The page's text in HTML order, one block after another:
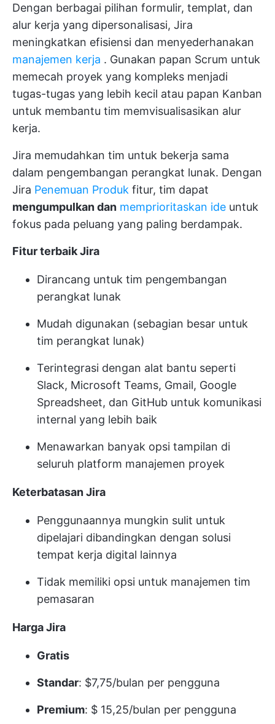
Dengan berbagai pilihan formulir, templat, dan
alur kerja yang dipersonalisasi, Jira
meningkatkan efisiensi dan menyederhanakan
manajemen kerja . Gunakan papan Scrum untuk
memecah proyek yang kompleks menjadi
tugas-tugas yang lebih kecil atau papan Kanban
untuk membantu tim memvisualisasikan alur
kerja.
Jira memudahkan tim untuk bekerja sama
dalam pengembangan perangkat lunak. Dengan
Jira Penemuan Produk fitur, tim dapat
mengumpulkan dan memprioritaskan ide untuk
fokus pada peluang yang paling berdampak.
Fitur terbaik Jira
Dirancang untuk tim pengembangan
perangkat lunak
Mudah digunakan (sebagian besar untuk
tim perangkat lunak)
Terintegrasi dengan alat bantu seperti
Slack, Microsoft Teams, Gmail, Google
Spreadsheet, dan GitHub untuk komunikasi
internal yang lebih baik
Menawarkan banyak opsi tampilan di
seluruh platform manajemen proyek
Keterbatasan Jira
Penggunaannya mungkin sulit untuk
dipelajari dibandingkan dengan solusi
tempat kerja digital lainnya
Tidak memiliki opsi untuk manajemen tim
pemasaran
Harga Jira
Gratis
Standar: $7,75/bulan per pengguna
Premium: $ 15,25/bulan per pengguna